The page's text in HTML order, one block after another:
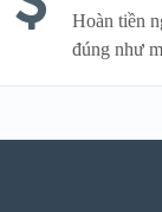
Hoàn tiền
đúng như